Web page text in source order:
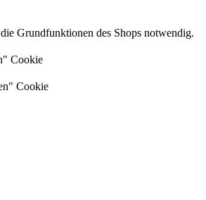
Grundfunktionen des Shops notwendig.
Cookie
Cookie